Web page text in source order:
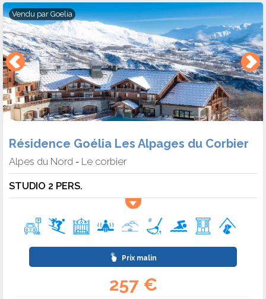
Vendu par Goelia
Résidence Goélia Les Alpages du Corbier
Alpes du Nord - Le corbier
STUDIO 2 PERS.
Prix malin
257 €